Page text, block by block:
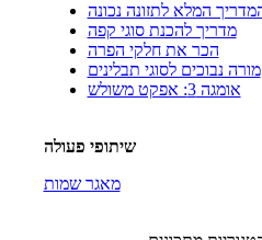
המלא לתזונה נכונה
מדריך להכנת סוגי קפה
הכר את חלקי הפרה
מורה נבוכים לסוגי תבלינים
אומגה 3: אפקט משולש
שיתופי פעולה
מאגר שמות